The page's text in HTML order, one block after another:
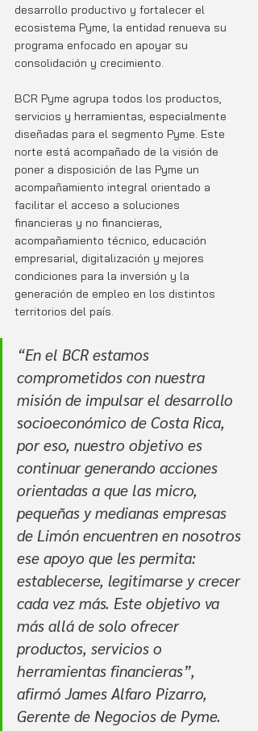
desarrollo productivo y fortalecer el
ecosistema Pyme, la entidad renueva su
programa enfocado en apoyar su
consolidación y crecimiento.
BCR Pyme agrupa todos los productos,
servicios y herramientas, especialmente
diseñadas para el segmento Pyme. Este
norte está acompañado de la visión de
poner a disposición de las Pyme un
acompañamiento integral orientado a
facilitar el acceso a soluciones
financieras y no financieras,
acompañamiento técnico, educación
empresarial, digitalización y mejores
condiciones para la inversión y la
generación de empleo en los distintos
territorios del país.
“En el BCR estamos
comprometidos con nuestra
misión de impulsar el desarrollo
socioeconómico de Costa Rica,
por eso, nuestro objetivo es
continuar generando acciones
orientadas a que las micro,
pequeñas y medianas empresas
de Limón encuentren en nosotros
ese apoyo que les permita:
establecerse, legitimarse y crecer
cada vez más. Este objetivo va
más allá de solo ofrecer
productos, servicios o
herramientas financieras”,
afirmó James Alfaro Pizarro,
Gerente de Negocios de Pyme.